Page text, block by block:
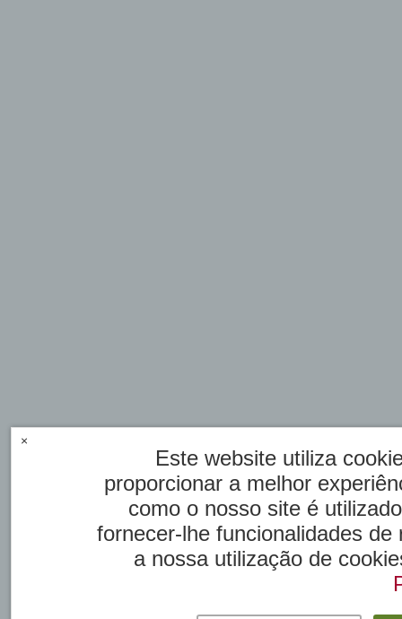
Este website utiliza
proporcionar a melhor
como o nosso site é
fornecer-lhe funcionalidades
a nossa utilização de
×